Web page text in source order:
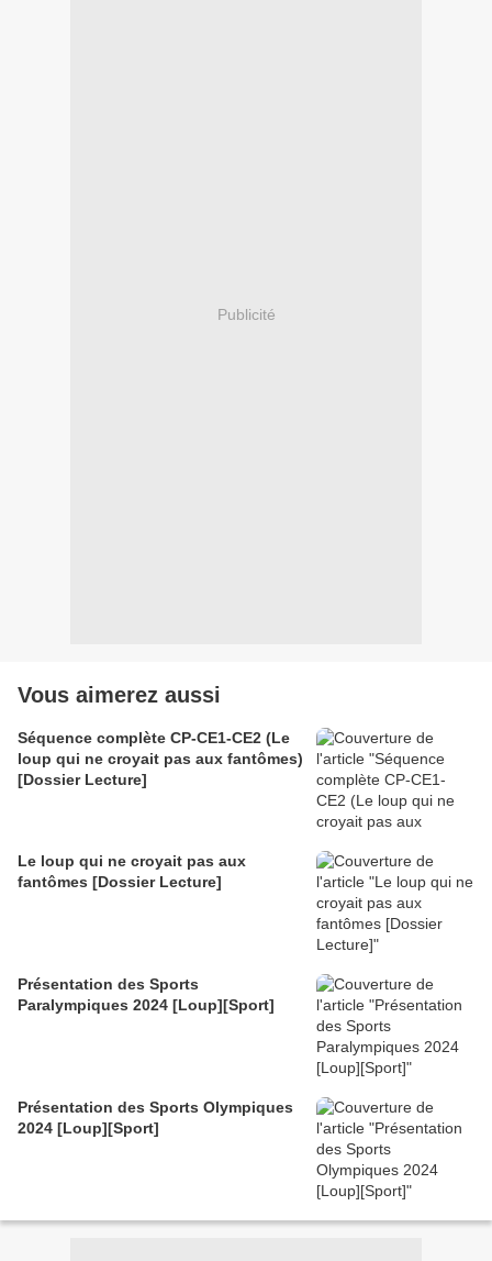
Publicité
Vous aimerez aussi
Séquence complète CP-CE1-CE2 (Le
loup qui ne croyait pas aux fantômes)
[Dossier Lecture]
Le loup qui ne croyait pas aux
fantômes [Dossier Lecture]
Présentation des Sports
Paralympiques 2024 [Loup][Sport]
Présentation des Sports Olympiques
2024 [Loup][Sport]